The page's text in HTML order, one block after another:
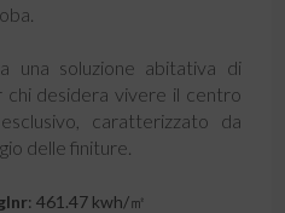
una soluzione abitativa di
chi desidera vivere il centro
caratterizzato da
delle finiture.
: 461.47 kwh/㎡